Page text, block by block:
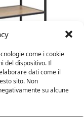
come i cookie
del dispositivo. Il
dati come il
sito. Non
su alcune